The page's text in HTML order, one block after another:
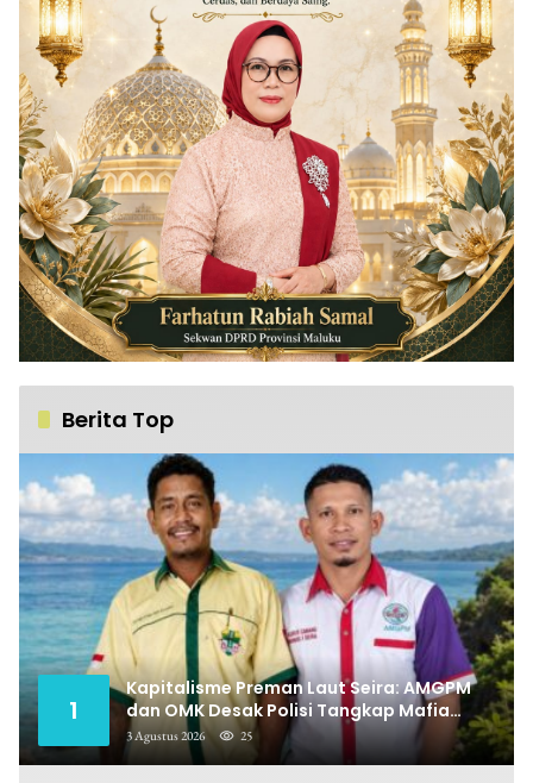
Berita Top
1
Kapitalisme Preman Laut Seira: AMGPM
dan OMK Desak Polisi Tangkap Mafia
Pungli
3 Agustus 2026 25